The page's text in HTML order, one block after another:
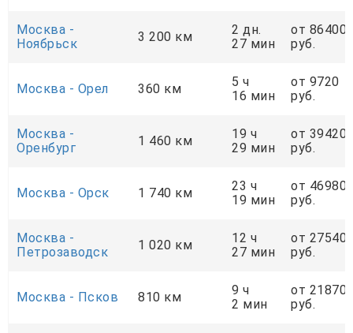
Москва -
Ноябрьск
3 200 км
2 дн.
27 мин
от 86400
руб.
Москва - Орел 360 км
5 ч
16 мин
от 9720
руб.
Москва -
Оренбург
1 460 км
19 ч
29 мин
от 39420
руб.
Москва - Орск 1 740 км
23 ч
19 мин
от 46980
руб.
Москва -
Петрозаводск
1 020 км
12 ч
27 мин
от 27540
руб.
Москва - Псков 810 км
9 ч
2 мин
от 21870
руб.